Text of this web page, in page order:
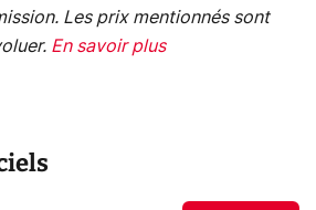
Les prix mentionnés sont
En savoir plus